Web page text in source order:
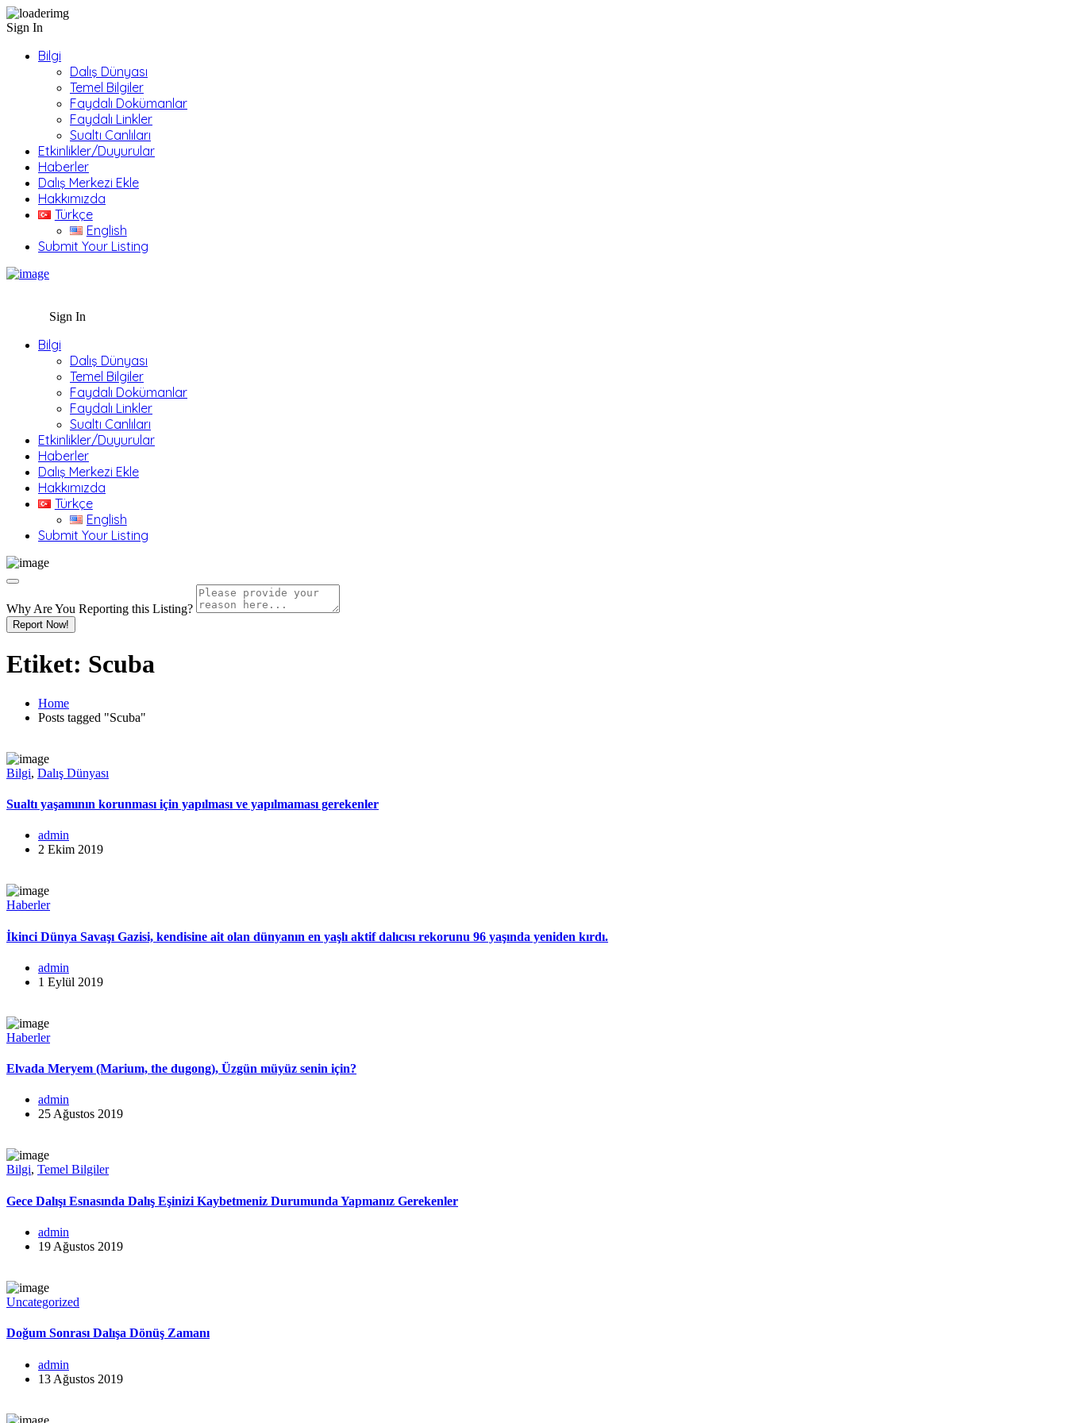
Sign In
Bilgi
Dalış Dünyası
Temel Bilgiler
Faydalı Dokümanlar
Faydalı Linkler
Sualtı Canlıları
Etkinlikler/Duyurular
Haberler
Dalış Merkezi Ekle
Hakkımızda
Türkçe
English
Submit Your Listing
Sign In
Bilgi
Dalış Dünyası
Temel Bilgiler
Faydalı Dokümanlar
Faydalı Linkler
Sualtı Canlıları
Etkinlikler/Duyurular
Haberler
Dalış Merkezi Ekle
Hakkımızda
Türkçe
English
Submit Your Listing
Why Are You Reporting this Listing?
Report Now!
Etiket: Scuba
Home
Posts tagged "Scuba"
Bilgi, Dalış Dünyası
Sualtı yaşamının korunması için yapılması ve yapılmaması gerekenler
admin
2 Ekim 2019
Haberler
İkinci Dünya Savaşı Gazisi, kendisine ait olan dünyanın en yaşlı aktif dalıcısı rekorunu 96 yaşında yeniden kırdı.
admin
1 Eylül 2019
Haberler
Elvada Meryem (Marium, the dugong), Üzgün müyüz senin için?
admin
25 Ağustos 2019
Bilgi, Temel Bilgiler
Gece Dalışı Esnasında Dalış Eşinizi Kaybetmeniz Durumunda Yapmanız Gerekenler
admin
19 Ağustos 2019
Uncategorized
Doğum Sonrası Dalışa Dönüş Zamanı
admin
13 Ağustos 2019